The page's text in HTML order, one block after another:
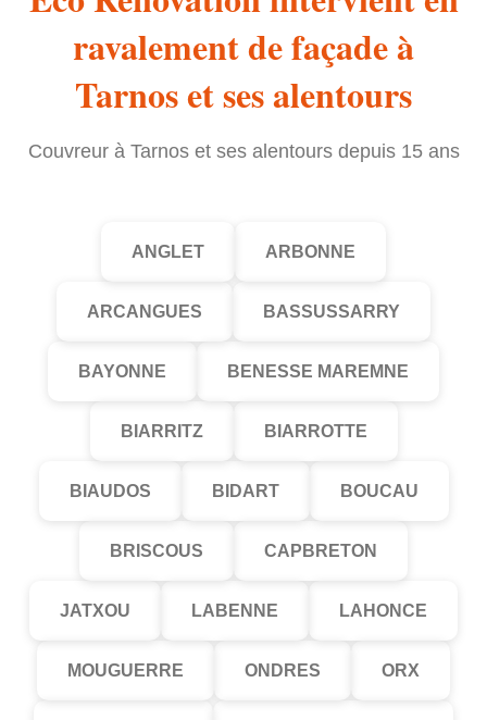
ravalement de façade à
Tarnos et ses alentours
Couvreur à Tarnos et ses alentours depuis 15 ans
ANGLET ARBONNE
ARCANGUES BASSUSSARRY
BAYONNE BENESSE MAREMNE
BIARRITZ BIARROTTE
BIAUDOS BIDART BOUCAU
BRISCOUS CAPBRETON
JATXOU LABENNE LAHONCE
MOUGUERRE ONDRES ORX